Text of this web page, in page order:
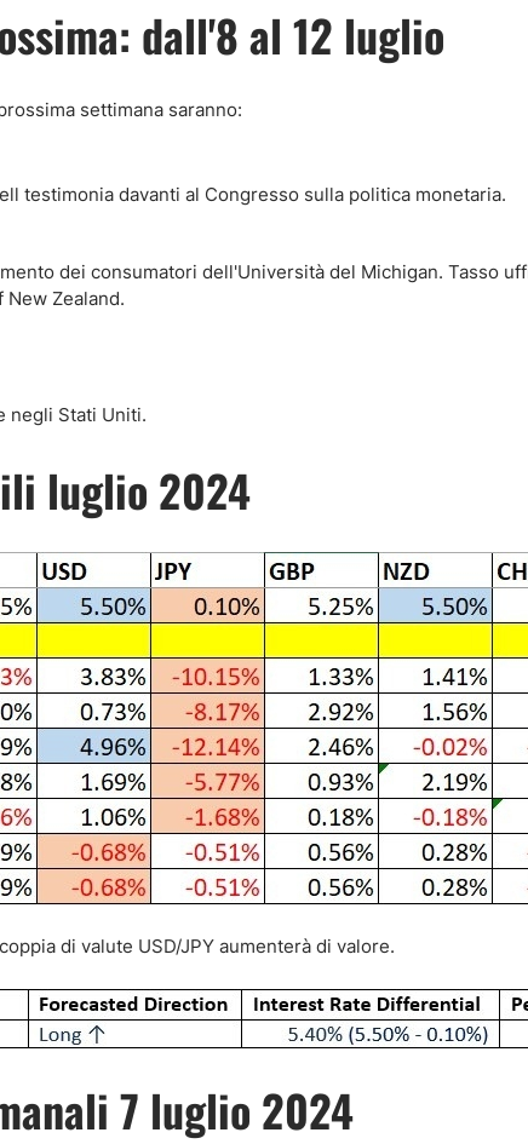
dall'8 al 12 luglio
settimana saranno:
testimonia davanti al Congresso sulla politica monetaria.
dei consumatori dell'Università del Michigan. Tasso
New Zealand.
negli Stati Uniti.
luglio 2024
di valute USD/JPY aumenterà di valore.
7 luglio 2024